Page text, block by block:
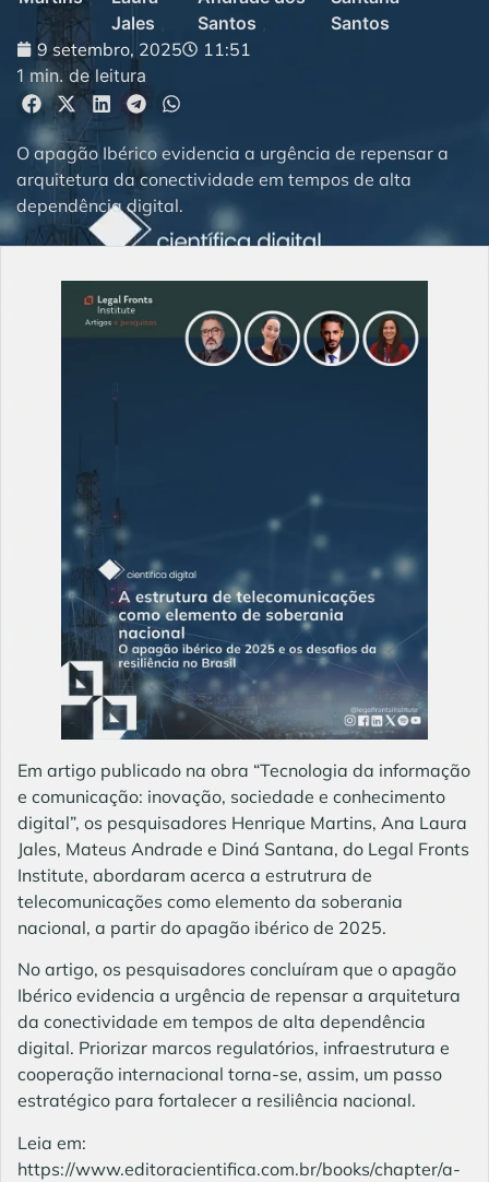
Jales ,
Santos ,
Santos
9 setembro, 2025
11:51
1 min. de leitura
O apagão Ibérico evidencia a urgência de repensar a
arquitetura da conectividade em tempos de alta
dependência digital.
Em artigo publicado na obra “Tecnologia da informação
e comunicação: inovação, sociedade e conhecimento
digital”, os pesquisadores Henrique Martins, Ana Laura
Jales, Mateus Andrade e Diná Santana, do Legal Fronts
Institute, abordaram acerca a estrutrura de
telecomunicações como elemento da soberania
nacional, a partir do apagão ibérico de 2025.
No artigo, os pesquisadores concluíram que o apagão
Ibérico evidencia a urgência de repensar a arquitetura
da conectividade em tempos de alta dependência
digital. Priorizar marcos regulatórios, infraestrutura e
cooperação internacional torna-se, assim, um passo
estratégico para fortalecer a resiliência nacional.
Leia em:
https://www.editoracientifica.com.br/books/chapter/a-